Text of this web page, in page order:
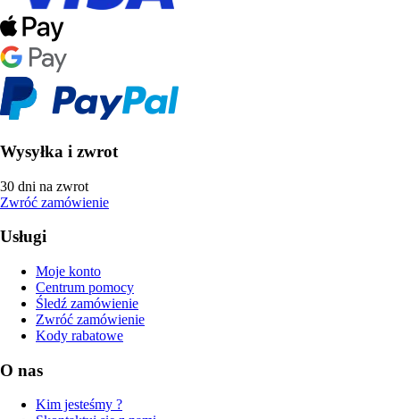
Wysyłka i zwrot
30 dni na zwrot
Zwróć zamówienie
Usługi
Moje konto
Centrum pomocy
Śledź zamówienie
Zwróć zamówienie
Kody rabatowe
O nas
Kim jesteśmy ?